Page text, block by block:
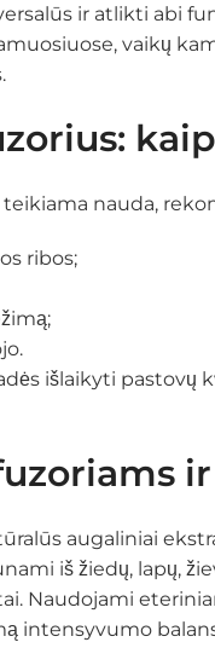
ir atlikti abi
vaikų
nauda,
ribos;
išlaikyti pastovų
augaliniai
iš žiedų, lapų,
Naudojami
intensyvumo